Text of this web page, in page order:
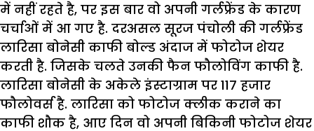
में नहीं रहते है, पर इस बार वो अपनी गर्लफ्रेंड के कारण
चर्चाओं में आ गए है. दरअसल सूरज पंचोली की गर्लफ्रेंड
लारिसा बोनेसी काफी बोल्ड अंदाज में फोटोज शेयर
करती है. जिसके चलते उनकी फैन फौलोविंग काफी है.
लारिसा बोनेसी के अकेले इंस्टाग्राम पर 117 हजार
फौलोवर्स है. लारिसा को फोटोज क्लीक कराने का
काफी शौक है, आए दिन वो अपनी बिकिनी फोटोज शेयर